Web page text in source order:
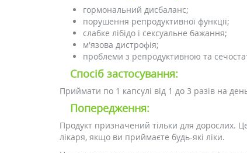
гормональний дисбаланс;
порушення репродуктивної функції;
слабке лібідо і сексуальне бажання;
м'язова дистрофія;
проблеми з репродуктивною та
Спосіб застосування:
Приймати по 1 капсулі від 1 до 3 разів на
Попередження:
Продукт призначений тільки для дорослих.
лікаря, якщо ви приймаєте будь-які ліки.